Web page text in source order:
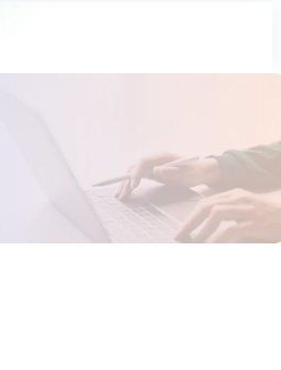
fácil de usar